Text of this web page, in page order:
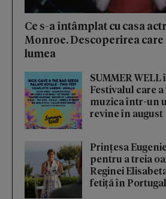
Ce s-a întâmplat cu casa
Monroe. Descoperirea care
lumea
SUMMER
Festivalul care
muzica într-un
revine în august
Prințesa
pentru a treia
Reginei
fetiță în